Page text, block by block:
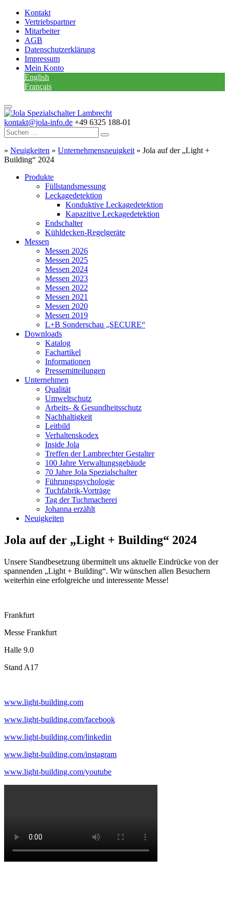
Kontakt
Vertriebspartner
Mitarbeiter
AGB
Datenschutzerklärung
Impressum
Mein Konto
English
Français
kontakt@jola-info.de +49 6325 188-01
» Neuigkeiten » Unternehmensneuigkeit » Jola auf der „Light +
Building“ 2024
Produkte
Füllstandsmessung
Leckagedetektion
Konduktive Leckagedetektion
Kapazitive Leckagedetektion
Endschalter
Kühldecken-Regelgeräte
Messen
Messen 2026
Messen 2025
Messen 2024
Messen 2023
Messen 2022
Messen 2021
Messen 2020
Messen 2019
L+B Sonderschau „SECURE“
Downloads
Katalog
Fachartikel
Informationen
Pressemitteilungen
Unternehmen
Qualität
Umweltschutz
Arbeits- & Gesundheitsschutz
Nachhaltigkeit
Leitbild
Verhaltenskodex
Inside Jola
Treffen der Lambrechter Gestalter
100 Jahre Verwaltungsgebäude
70 Jahre Jola Spezialschalter
Führungspsychologie
Tuchfabrik-Vorträge
Tag der Tuchmacherei
Johanna erzählt
Neuigkeiten
Jola auf der „Light + Building“ 2024
Unsere Standbesetzung übermittelt uns aktuelle Eindrücke von der
spannenden „Light + Building“. Wir wünschen allen Besuchern
weiterhin eine erfolgreiche und interessente Messe!
Frankfurt
Messe Frankfurt
Halle 9.0
Stand A17
www.light-building.com
www.light-building.com/facebook
www.light-building.com/linkedin
www.light-building.com/instagram
www.light-building.com/youtube